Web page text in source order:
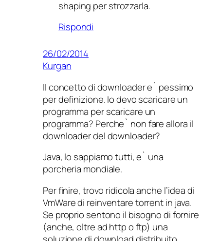
shaping per strozzarla.
Rispondi
26/02/2014
Kurgan
Il concetto di downloader e` pessimo
per definizione. Io devo scaricare un
programma per scaricare un
programma? Perche` non fare allora il
downloader del downloader?
Java, lo sappiamo tutti, e` una
porcheria mondiale.
Per finire, trovo ridicola anche l’idea di
VmWare di reinventare torrent in java.
Se proprio sentono il bisogno di fornire
(anche, oltre ad http o ftp) una